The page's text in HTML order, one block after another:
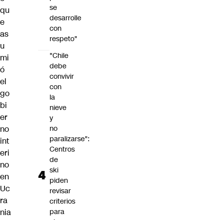
qu
e
as
u
mi
ó
el
go
bi
er
no
int
eri
no
en
Uc
ra
nia
se
desarrolle
con
respeto"
"Chile
debe
convivir
con
la
nieve
y
no
paralizarse":
Centros
de
ski
piden
revisar
criterios
para